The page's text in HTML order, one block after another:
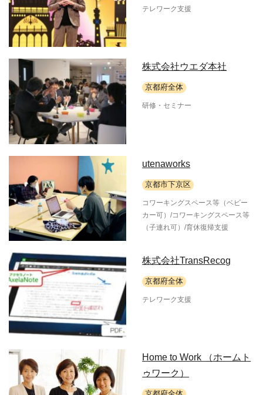
テレワーク支援
株式会社ウエダ本社
京都府全体
研修・セミナー
utenaworks
京都市下京区
コワーキングスペース等（ベビー
カー可）/コワーキングスペース等
（子連れ可）/育休復帰支援
株式会社TransRecog
京都府全体
テレワーク支援
Home to Work （ホームト
ゥワーク）